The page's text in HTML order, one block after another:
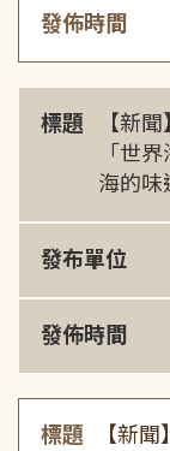
發佈時間
標題
【新
「世
海的味
發布單位
發佈時間
標題
【新